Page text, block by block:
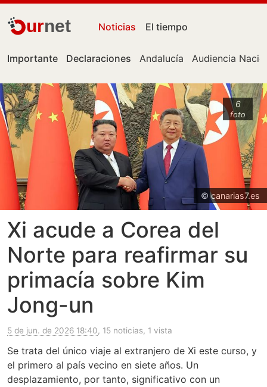
urnet Noticias El tiempo
Importante Declaraciones Andalucía Audiencia
6
foto
© canarias7.es
Xi acude a Corea del
Norte para reafirmar su
primacía sobre Kim
Jong-un
5 de jun. de 2026 18:40, 15 noticias, 1 vista
Se trata del único viaje al extranjero de Xi este curso, y
el primero al país vecino en siete años. Un
desplazamiento, por tanto, significativo con un